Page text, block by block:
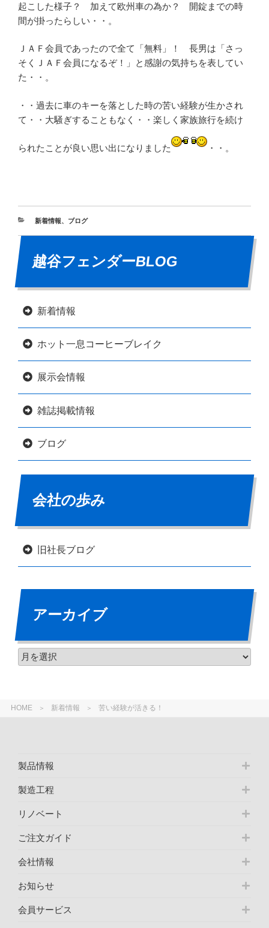
HOME 新着情報 苦い経験が活きる！
起こした様子？ 加えて欧州車の為か？ 開錠までの時
間が掛ったらしい・・。
ＪＡＦ会員であったので全て「無料」！ 長男は「さっ
そくＪＡＦ会員になるぞ！」と感謝の気持ちを表してい
た・・。
・・過去に車のキーを落とした時の苦い経験が生かされ
て・・大騒ぎすることもなく・・楽しく家族旅行を続け
られたことが良い思い出になりました ・・。
新着情報、 ブログ
越谷フェンダーBLOG
新着情報
ホット一息コーヒーブレイク
展示会情報
雑誌掲載情報
ブログ
会社の歩み
旧社長ブログ
アーカイブ
製品情報
製造工程
リノベート
ご注文ガイド
会社情報
お知らせ
会員サービス